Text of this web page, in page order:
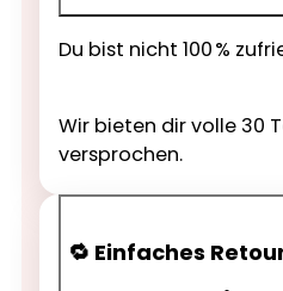
Du bist nicht 100 %
Wir bieten dir volle 30
versprochen.
🔁 Einfaches